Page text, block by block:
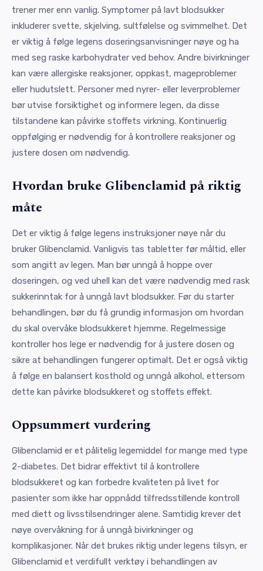
trener mer enn vanlig. Symptomer på lavt blodsukker
inkluderer svette, skjelving, sultfølelse og svimmelhet. Det
er viktig å følge legens doseringsanvisninger nøye og ha
med seg raske karbohydrater ved behov. Andre bivirkninger
kan være allergiske reaksjoner, oppkast, mageproblemer
eller hudutslett. Personer med nyrer- eller leverproblemer
bør utvise forsiktighet og informere legen, da disse
tilstandene kan påvirke stoffets virkning. Kontinuerlig
oppfølging er nødvendig for å kontrollere reaksjoner og
justere dosen om nødvendig.
Hvordan bruke Glibenclamid på riktig
måte
Det er viktig å følge legens instruksjoner nøye når du
bruker Glibenclamid. Vanligvis tas tabletter før måltid, eller
som angitt av legen. Man bør unngå å hoppe over
doseringen, og ved uhell kan det være nødvendig med rask
sukkerinntak for å unngå lavt blodsukker. Før du starter
behandlingen, bør du få grundig informasjon om hvordan
du skal overvåke blodsukkeret hjemme. Regelmessige
kontroller hos lege er nødvendig for å justere dosen og
sikre at behandlingen fungerer optimalt. Det er også viktig
å følge en balansert kosthold og unngå alkohol, ettersom
dette kan påvirke blodsukkeret og stoffets effekt.
Oppsummert vurdering
Glibenclamid er et pålitelig legemiddel for mange med type
2-diabetes. Det bidrar effektivt til å kontrollere
blodsukkeret og kan forbedre kvaliteten på livet for
pasienter som ikke har oppnådd tilfredsstillende kontroll
med diett og livsstilsendringer alene. Samtidig krever det
nøye overvåkning for å unngå bivirkninger og
komplikasjoner. Når det brukes riktig under legens tilsyn, er
Glibenclamid et verdifullt verktøy i behandlingen av